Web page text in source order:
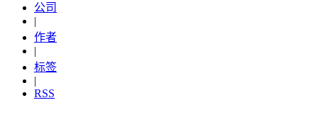
公司
|
作者
|
标签
|
RSS